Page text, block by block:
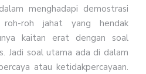
menghadapi demostrasi
roh jahat yang hendak
kaitan erat dengan soal
Jadi soal utama ada di dalam
atau ketidakpercayaan.